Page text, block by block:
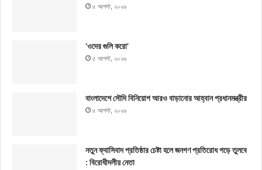
৫ আগস্ট, ২০২৬
‘ওদের গুলি করো’
৫ আগস্ট, ২০২৬
বাংলাদেশে সৌদি বিনিয়োগ আরও বাড়ানোর আহ্বান প্রধানমন্ত্রীর
৫ আগস্ট, ২০২৬
নতুন ফ্যাসিবাদ প্রতিষ্ঠার চেষ্টা হলে জনগণ প্রতিরোধ গড়ে তুলবে
: বিরোধীদলীয় নেতা